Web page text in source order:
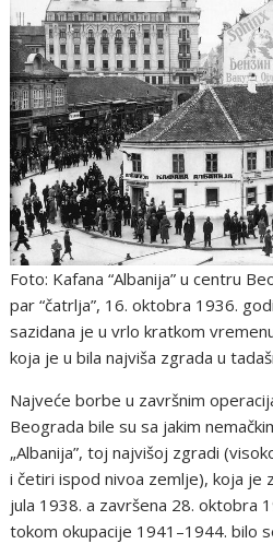
Foto: Kafana “Albanija” u centru
par “čatrlja”, 16. oktobra 1936.
sazidana je u vrlo kratkom
koja je u bila najviša zgrada u
Najveće borbe u završnim
Beograda bile su sa jakim
„Albanija”, toj najvišoj zgradi
i četiri ispod nivoa zemlje), koja je
jula 1938. a završena 28. oktobra
tokom okupacije 1941–1944. bilo